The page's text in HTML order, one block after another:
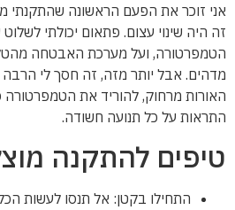
אני זוכר את הפעם הראשונה שהתקנתי
זה היה שינוי עצום. פתאום יכולתי
הטמפרטורה, ועל מערכת האבטחה
מדהים. אבל יותר מזה, זה חסך לי הרבה
האורות מרחוק, להוריד את הטמפרטורה
התראות על כל תנועה חשודה.
טיפים להתקנה
התחילו בקטן: אל תנסו לעשות